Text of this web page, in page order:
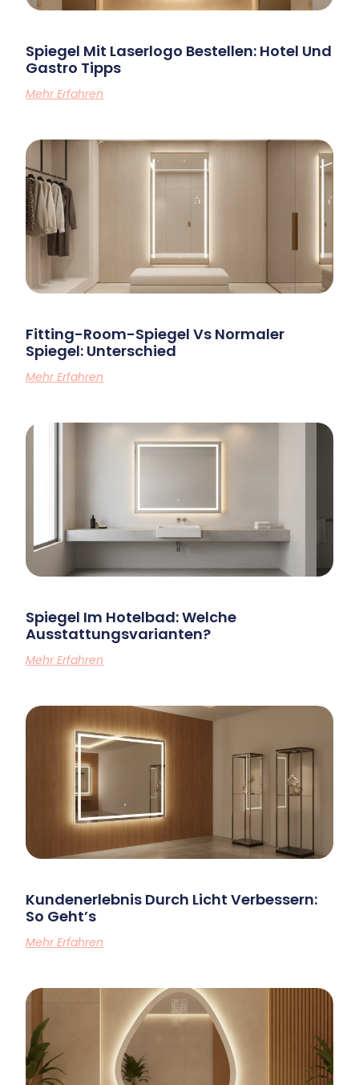
Spiegel Mit Laserlogo Bestellen: Hotel Und
Gastro Tipps
Mehr Erfahren
Fitting-Room-Spiegel Vs Normaler
Spiegel: Unterschied
Mehr Erfahren
Spiegel Im Hotelbad: Welche
Ausstattungsvarianten?
Mehr Erfahren
Kundenerlebnis Durch Licht Verbessern:
So Geht’s
Mehr Erfahren